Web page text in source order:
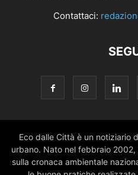
Contattaci:
Eco dalle Città è un notiziario
urbano. Nato nel febbraio
sulla cronaca ambientale